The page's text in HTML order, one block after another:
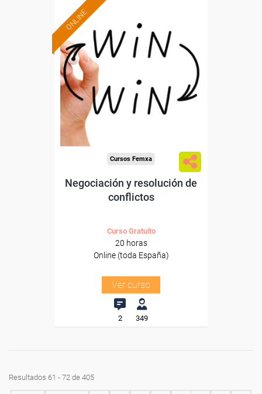
ONLINE
Formación 100%
subvencionada.
Para desempleados,
trabajadores y autónomos.
Sector
-Servicios a las Empresas.
Cursos Femxa
Negociación y resolución de
conflictos
Curso Gratuito
20 horas
Online (toda España)
Ver curso
2 349
Resultados 61 - 72 de 405